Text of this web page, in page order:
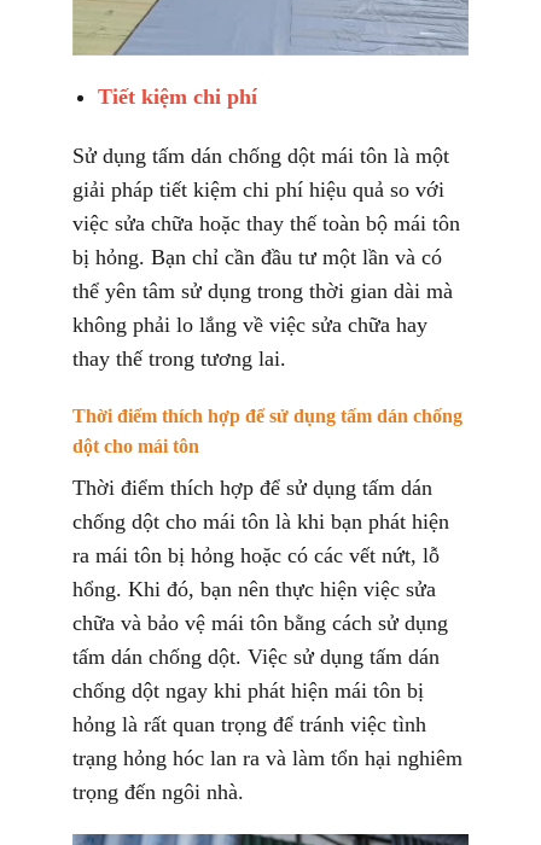
Tiết kiệm chi phí
Sử dụng tấm dán chống dột mái tôn là một
giải pháp tiết kiệm chi phí hiệu quả so với
việc sửa chữa hoặc thay thế toàn bộ mái tôn
bị hỏng. Bạn chỉ cần đầu tư một lần và có
thể yên tâm sử dụng trong thời gian dài mà
không phải lo lắng về việc sửa chữa hay
thay thế trong tương lai.
Thời điểm thích hợp để sử dụng tấm dán chống
dột cho mái tôn
Thời điểm thích hợp để sử dụng tấm dán
chống dột cho mái tôn là khi bạn phát hiện
ra mái tôn bị hỏng hoặc có các vết nứt, lỗ
hổng. Khi đó, bạn nên thực hiện việc sửa
chữa và bảo vệ mái tôn bằng cách sử dụng
tấm dán chống dột. Việc sử dụng tấm dán
chống dột ngay khi phát hiện mái tôn bị
hỏng là rất quan trọng để tránh việc tình
trạng hỏng hóc lan ra và làm tổn hại nghiêm
trọng đến ngôi nhà.